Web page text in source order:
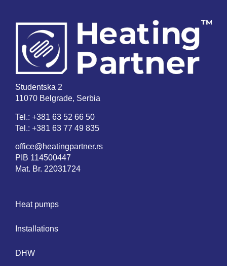
Studentska 2
11070 Belgrade, Serbia
Tel.: +381 63 52 66 50
Tel.: +381 63 77 49 835
office@heatingpartner.rs
PIB 114500447
Mat. Br. 22031724
Heat pumps
Installations
DHW